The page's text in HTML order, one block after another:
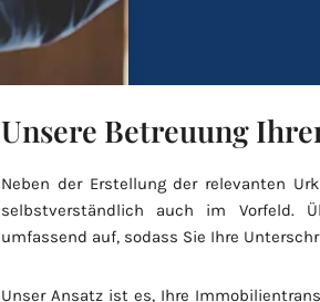
Unsere Betreuung
Neben der Erstellung der relevanten
selbstverständlich auch im Vorfeld.
umfassend auf, sodass Sie Ihre
Unser Ansatz ist es, Ihre